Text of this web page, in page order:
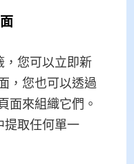
，您可以立即新
，您也可以透過
面來組織它們。
提取任何單一